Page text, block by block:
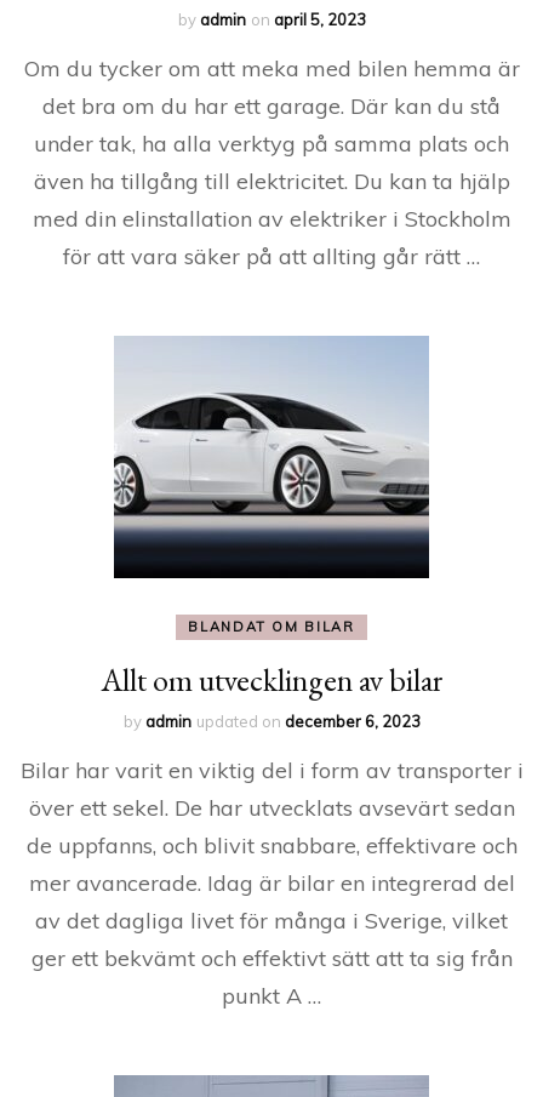
byadmin on april 5, 2023
Om du tycker om att meka med bilen hemma är
det bra om du har ett garage. Där kan du stå
under tak, ha alla verktyg på samma plats och
även ha tillgång till elektricitet. Du kan ta hjälp
med din elinstallation av elektriker i Stockholm
för att vara säker på att allting går rätt …
BLANDAT OM BILAR
Allt om utvecklingen av bilar
byadmin updated on december 6, 2023
Bilar har varit en viktig del i form av transporter i
över ett sekel. De har utvecklats avsevärt sedan
de uppfanns, och blivit snabbare, effektivare och
mer avancerade. Idag är bilar en integrerad del
av det dagliga livet för många i Sverige, vilket
ger ett bekvämt och effektivt sätt att ta sig från
punkt A …